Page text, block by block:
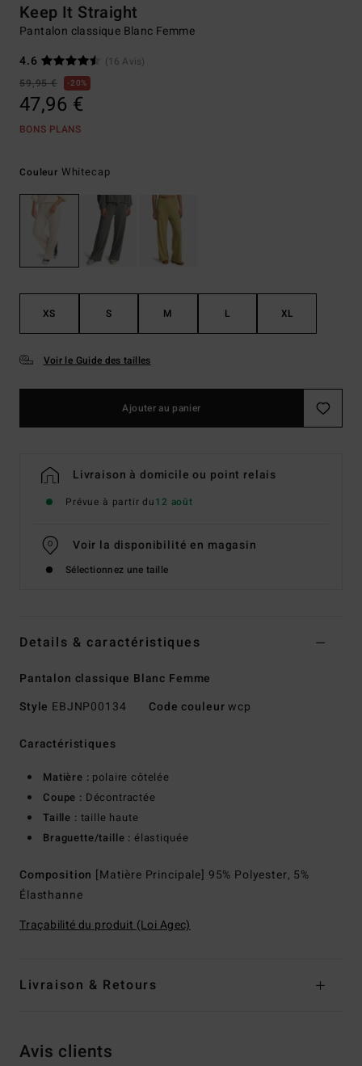
Keep It Straight
Pantalon classique Blanc Femme
4.6
(16 Avis)
59,95 €
20%
47,96 €
BONS PLANS
Couleur Whitecap
XS S M L XL
Voir le Guide des tailles
Ajouter au panier
Livraison à domicile ou point relais
Prévue à partir du12 août
Voir la disponibilité en magasin
Sélectionnez une taille
Details & caractéristiques
Pantalon classique Blanc Femme
Style EBJNP00134 Code couleurwcp
Caractéristiques
Matière : polaire côtelée
Coupe : Décontractée
Taille : taille haute
Braguette/taille : élastiquée
Composition [Matière Principale] 95% Polyester, 5%
Élasthanne
Traçabilité du produit (Loi Agec)
Livraison & Retours
Avis clients